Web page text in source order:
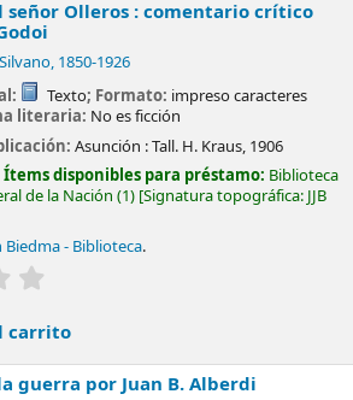
señor Olleros : comentario crítico
, 1850-1926
Texto; Formato: impreso caracteres
literaria: No es ficción
Asunción :Tall. H. Kraus, 1906
Ítems disponibles para préstamo: Biblioteca
de la Nación (1) Signatura topográfica: JJB
Biedma - Biblioteca.
carrito
guerra por Juan B. Alberdi